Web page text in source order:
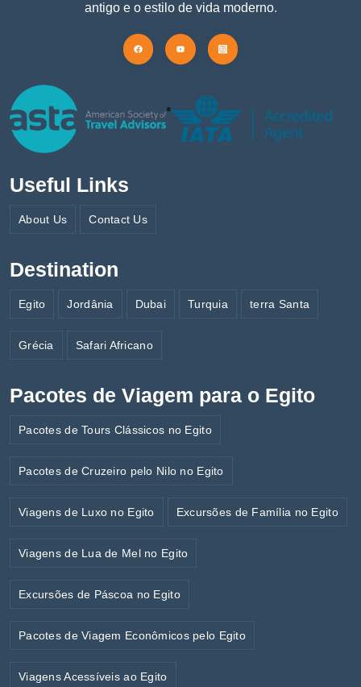
antigo e o estilo de vida moderno.
Useful Links
About Us Contact Us
Destination
Egito Jordânia Dubai Turquia terra Santa
Grécia Safari Africano
Pacotes de Viagem para o Egito
Pacotes de Tours Clássicos no Egito
Pacotes de Cruzeiro pelo Nilo no Egito
Viagens de Luxo no Egito Excursões de Família no Egito
Viagens de Lua de Mel no Egito
Excursões de Páscoa no Egito
Pacotes de Viagem Econômicos pelo Egito
Viagens Acessíveis ao Egito